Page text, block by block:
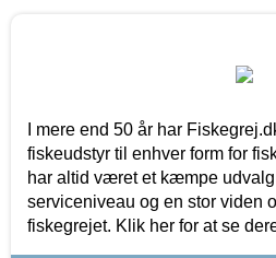
I mere end 50 år har
fiskeudstyr til enhver form for
har altid været et kæmpe
serviceniveau og en stor viden
fiskegrejet. Klik her for at se